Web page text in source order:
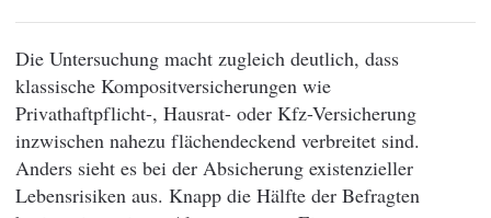
Die Untersuchung macht zugleich deutlich, dass
klassische Kompositversicherungen wie
Privathaftpflicht-, Hausrat- oder Kfz-Versicherung
inzwischen nahezu flächendeckend verbreitet sind.
Anders sieht es bei der Absicherung existenzieller
Lebensrisiken aus. Knapp die Hälfte der Befragten